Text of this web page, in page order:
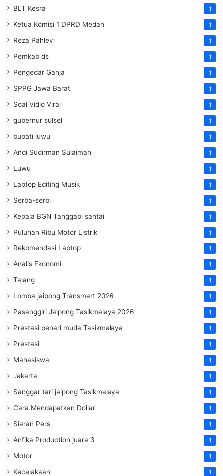
BLT Kesra 1
Ketua Komisi 1 DPRD Medan 1
Reza Pahlevi 1
Pemkab ds 1
Pengedar Ganja 1
SPPG Jawa Barat 1
Soal Vidio Viral 1
gubernur sulsel 1
bupati luwu 1
Andi Sudirman Sulaiman 1
Luwu 1
Laptop Editing Musik 1
Serba-serbi 1
Kepala BGN Tanggapi santai 1
Puluhan Ribu Motor Listrik 1
Rekomendasi Laptop 1
Analis Ekonomi 1
Talang 1
Lomba jaipong Transmart 2026 1
Pasanggiri Jaipong Tasikmalaya 2026 1
Prestasi penari muda Tasikmalaya 1
Prestasi 1
Mahasiswa 1
Jakarta 1
Sanggar tari jaipong Tasikmalaya 1
Cara Mendapatkan Dollar 1
Siaran Pers 1
Anfika Production juara 3 1
Motor 1
Kecelakaan 1